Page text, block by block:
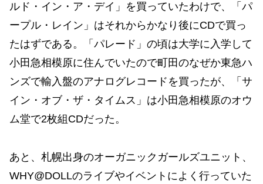
ルド・イン・ア・デイ」を買っていたわけで、「パ
ープル・レイン」はそれからかなり後にCDで買っ
たはずである。「パレード」の頃は大学に入学して
小田急相模原に住んでいたので町田のなぜか東急ハ
ンズで輸入盤のアナログレコードを買ったが、「サ
イン・オブ・ザ・タイムス」は小田急相模原のオウ
ム堂で2枚組CDだった。
あと、札幌出身のオーガニックガールズユニット、
WHY@DOLLのライブやイベントによく行っていた